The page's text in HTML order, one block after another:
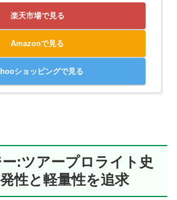
楽天市場で見る
Amazonで見る
ショッピングで見る
:ツアープロライト史
性と軽量性を追求